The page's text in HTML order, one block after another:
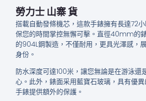
勞力士 山寨 貨
搭載自動發條機芯，這款手錶擁有長達72
保您的時間掌控無懈可擊。直徑40mm的
的904L鋼製造，不僅耐用，更具光澤感，
身份。
防水深度可達100米，讓您無論是在游泳還
心。此外，錶面采用藍寶石玻璃，具有優
手錶提供額外的保護。